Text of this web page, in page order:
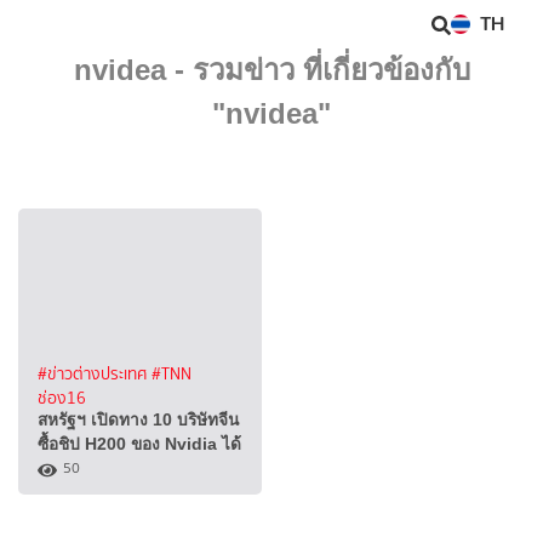
TH
nvidea - รวมข่าว ที่เกี่ยวข้องกับ
"nvidea"
#ข่าวต่างประเทศ #TNN
ช่อง16
สหรัฐฯ เปิดทาง 10 บริษัทจีน
ซื้อชิป H200 ของ Nvidia ได้
50